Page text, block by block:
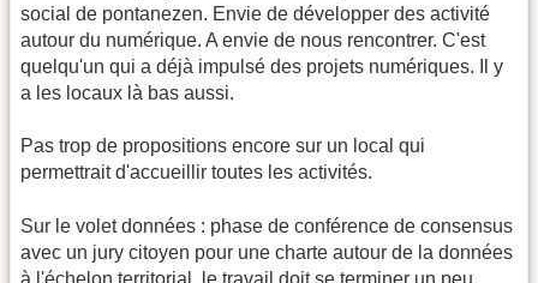
social de pontanezen. Envie de développer des activité
autour du numérique. A envie de nous rencontrer. C'est
quelqu'un qui a déjà impulsé des projets numériques. Il y
a les locaux là bas aussi.
Pas trop de propositions encore sur un local qui
permettrait d'accueillir toutes les activités.
Sur le volet données : phase de conférence de consensus
avec un jury citoyen pour une charte autour de la données
à l'échelon territorial, le travail doit se terminer un peu